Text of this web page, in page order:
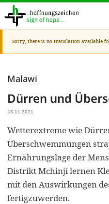
Skip
content
Warning
message
Sorry, there is no translation available
Malawi
Dürren und
23.11.2021
Wetterextreme wie
Überschwemmungen
Ernährungslage der
Distrikt Mchinji lernen
mit den Auswirkungen
fertigzuwerden.